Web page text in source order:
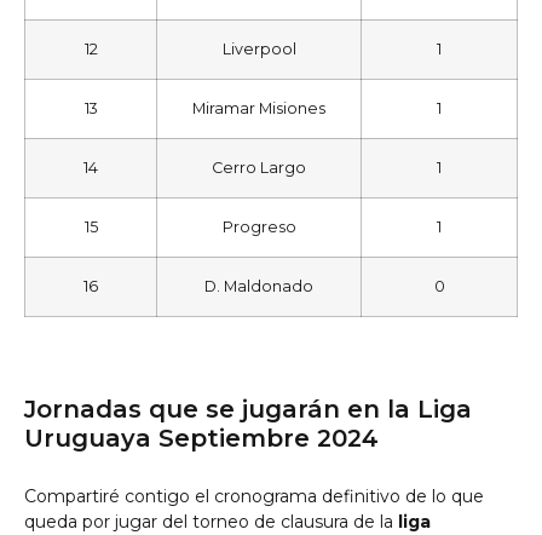
12 Liverpool 1
13 Miramar Misiones 1
14 Cerro Largo 1
15 Progreso 1
16 D. Maldonado 0
Jornadas que se jugarán en la Liga
Uruguaya Septiembre 2024
Compartiré contigo el cronograma definitivo de lo que
queda por jugar del torneo de clausura de la liga